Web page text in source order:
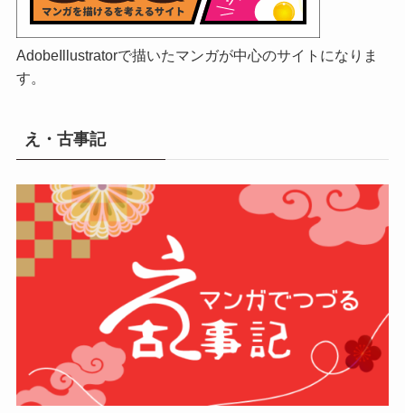
AdobeIllustratorで描いたマンガが中心のサイトになりま
す。
え・古事記